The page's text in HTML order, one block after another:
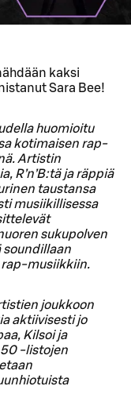
kaksi
Sara Bee!
huomioitu
kotimaisen rap-
Artistin
R’n’B:tä ja räppiä
taustansa
musiikillisessa
sukupolven
soundillaan
rap-musiikkiin.
joukkoon
aktiivisesti jo
Kilsoi ja
50 -listojen